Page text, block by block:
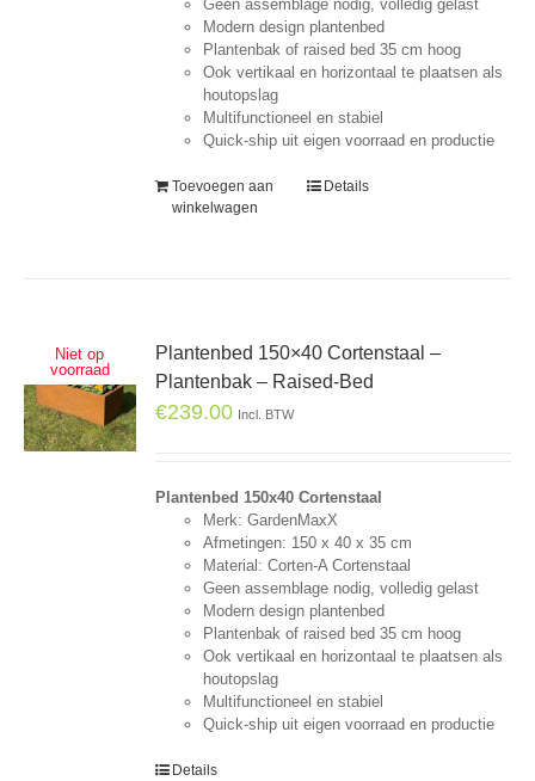
Geen assemblage nodig, volledig gelast
Modern design plantenbed
Plantenbak of raised bed 35 cm hoog
Ook vertikaal en horizontaal te plaatsen als
houtopslag
Multifunctioneel en stabiel
Quick-ship uit eigen voorraad en productie
Toevoegen aan
winkelwagen
Details
Niet op
voorraad
Plantenbed 150×40 Cortenstaal –
Plantenbak – Raised-Bed
€239.00 Incl. BTW
Plantenbed 150x40 Cortenstaal
Merk: GardenMaxX
Afmetingen: 150 x 40 x 35 cm
Material: Corten-A Cortenstaal
Geen assemblage nodig, volledig gelast
Modern design plantenbed
Plantenbak of raised bed 35 cm hoog
Ook vertikaal en horizontaal te plaatsen als
houtopslag
Multifunctioneel en stabiel
Quick-ship uit eigen voorraad en productie
Details